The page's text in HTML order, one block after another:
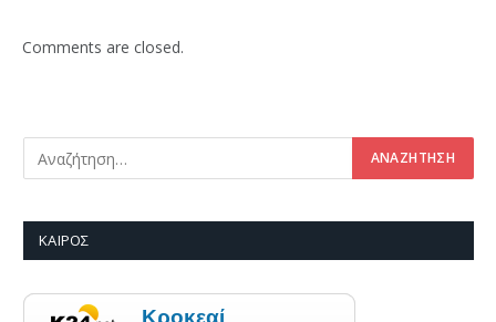
Comments are closed.
ΚΑΙΡΌΣ